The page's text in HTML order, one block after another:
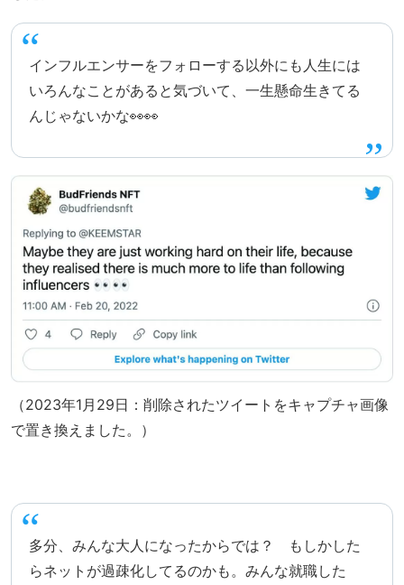
インフルエンサーをフォローする以外にも人生には
いろんなことがあると気づいて、一生懸命生きてる
んじゃないかな👀👀
（2023年1月29日：削除されたツイートをキャプチャ画像
で置き換えました。）
多分、みんな大人になったからでは？ もしかした
らネットが過疎化してるのかも。みんな就職した